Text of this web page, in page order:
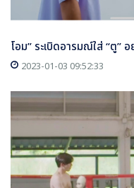
โอม” ระเบิดอารมณ์ใส่ “ตู”
2023-01-03 09:52:33